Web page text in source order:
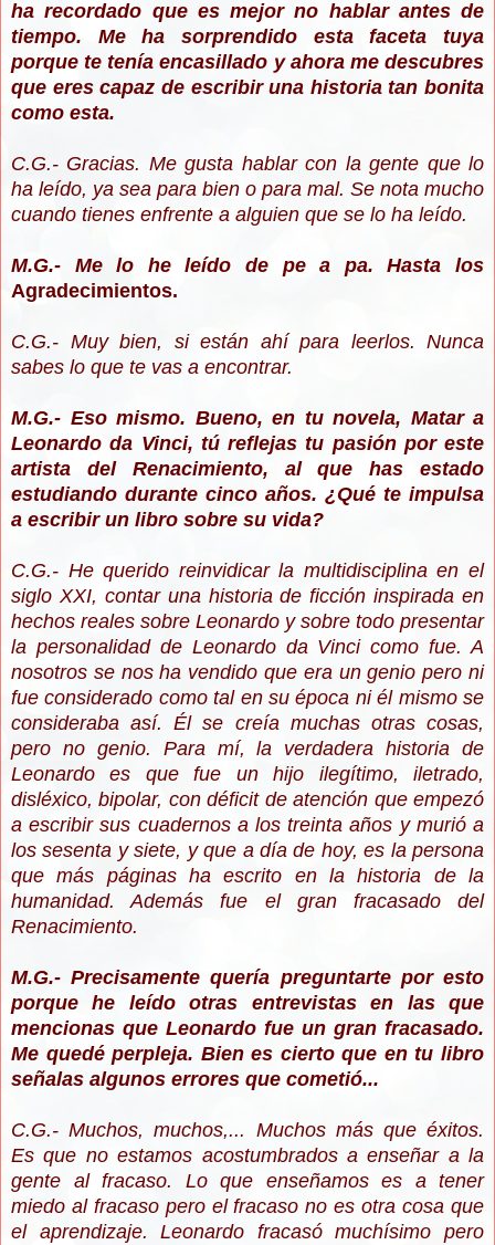
ha recordado que es mejor no hablar antes de
tiempo. Me ha sorprendido esta faceta tuya
porque te tenía encasillado y ahora me descubres
que eres capaz de escribir una historia tan bonita
como esta.
C.G.- Gracias. Me gusta hablar con la gente que lo
ha leído, ya sea para bien o para mal. Se nota mucho
cuando tienes enfrente a alguien que se lo ha leído.
M.G.- Me lo he leído de pe a pa. Hasta los
Agradecimientos.
C.G.- Muy bien, si están ahí para leerlos. Nunca
sabes lo que te vas a encontrar.
M.G.- Eso mismo. Bueno, en tu novela, Matar a
Leonardo da Vinci, tú reflejas tu pasión por este
artista del Renacimiento, al que has estado
estudiando durante cinco años. ¿Qué te impulsa
a escribir un libro sobre su vida?
C.G.- He querido reinvidicar la multidisciplina en el
siglo XXI, contar una historia de ficción inspirada en
hechos reales sobre Leonardo y sobre todo presentar
la personalidad de Leonardo da Vinci como fue. A
nosotros se nos ha vendido que era un genio pero ni
fue considerado como tal en su época ni él mismo se
consideraba así. Él se creía muchas otras cosas,
pero no genio. Para mí, la verdadera historia de
Leonardo es que fue un hijo ilegítimo, iletrado,
disléxico, bipolar, con déficit de atención que empezó
a escribir sus cuadernos a los treinta años y murió a
los sesenta y siete, y que a día de hoy, es la persona
que más páginas ha escrito en la historia de la
humanidad. Además fue el gran fracasado del
Renacimiento.
M.G.- Precisamente quería preguntarte por esto
porque he leído otras entrevistas en las que
mencionas que Leonardo fue un gran fracasado.
Me quedé perpleja. Bien es cierto que en tu libro
señalas algunos errores que cometió...
C.G.- Muchos, muchos,... Muchos más que éxitos.
Es que no estamos acostumbrados a enseñar a la
gente al fracaso. Lo que enseñamos es a tener
miedo al fracaso pero el fracaso no es otra cosa que
el aprendizaje. Leonardo fracasó muchísimo pero